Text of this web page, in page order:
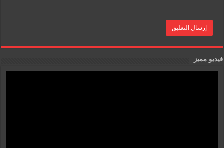
فيديو مميز